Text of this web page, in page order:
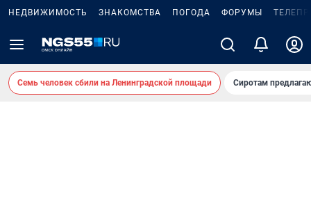
НЕДВИЖИМОСТЬ ЗНАКОМСТВА ПОГОДА ФОРУМЫ
Семь человек сбили на Ленинградской площади Сиротам